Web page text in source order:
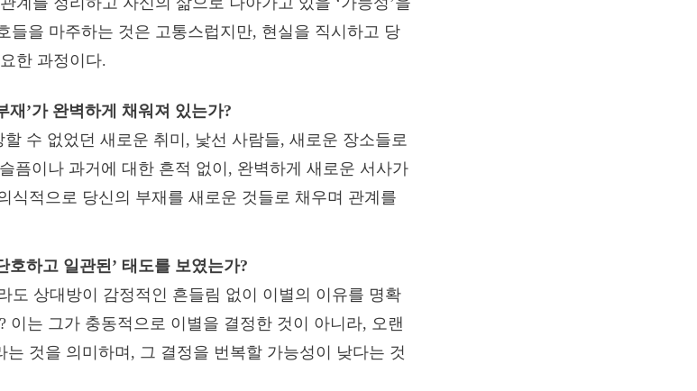
들을 마주하는 것은 고통스럽지만, 현실을 직시하고 당
한 과정이다.
재’가 완벽하게 채워져 있는가?
할 수 없었던 새로운 취미, 낯선 사람들, 새로운 장소들로
픔이나 과거에 대한 흔적 없이, 완벽하게 새로운 서사가
식적으로 당신의 부재를 새로운 것들로 채우며 관계를
호하고 일관된’ 태도를 보였는가?
도 상대방이 감정적인 흔들림 없이 이별의 이유를 명확
이는 그가 충동적으로 이별을 결정한 것이 아니라, 오랜
는 것을 의미하며, 그 결정을 번복할 가능성이 낮다는 것